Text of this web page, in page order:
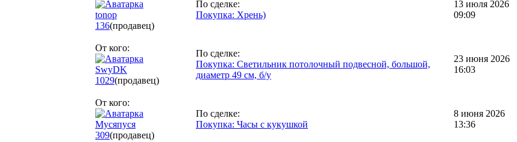
tonop
136(продавец)
По сделке:
Покупка: Хрень)
13 июля 2026
09:09
От кого:
SwyDK
1029(продавец)
По сделке:
Покупка: Светильник потолочный подвесной, большой,
диаметр 49 см, б/у
23 июня 2026
16:03
От кого:
Мусяпуся
309(продавец)
По сделке:
Покупка: Часы с кукушкой
8 июня 2026
13:36